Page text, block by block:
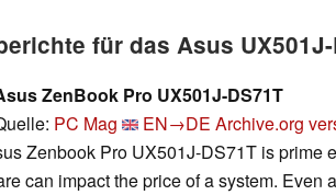
für das Asus UX501J-
ZenBook Pro UX501J-DS71T
PC Mag EN→DE Archive.org
Zenbook Pro UX501J-DS71T is prime
can impact the price of a system. Even